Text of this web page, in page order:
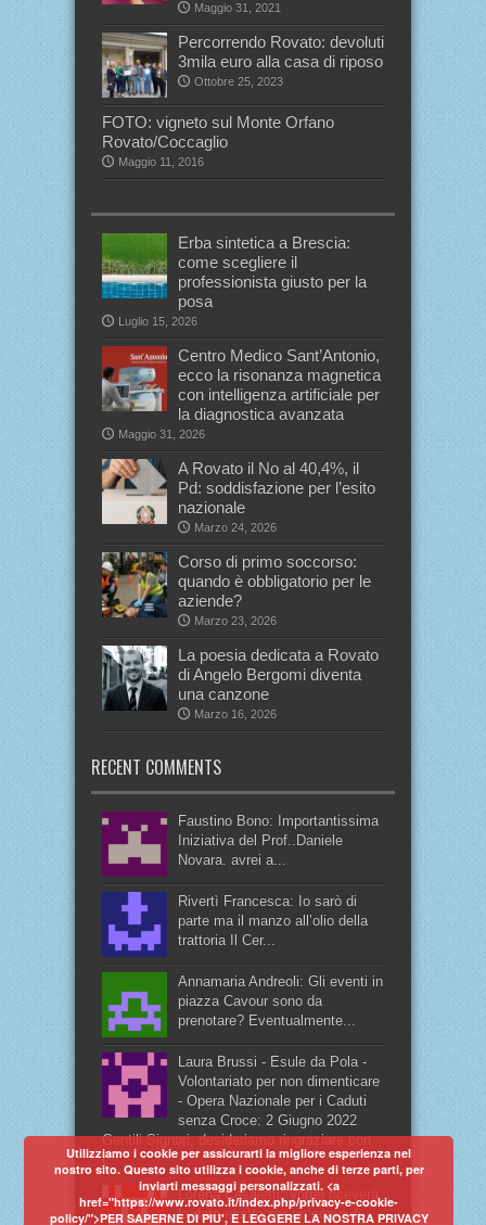
Maggio 31, 2021
Percorrendo Rovato: devoluti
3mila euro alla casa di riposo
Ottobre 25, 2023
FOTO: vigneto sul Monte Orfano
Rovato/Coccaglio
Maggio 11, 2016
Erba sintetica a Brescia:
come scegliere il
professionista giusto per la
posa
Luglio 15, 2026
Centro Medico Sant’Antonio,
ecco la risonanza magnetica
con intelligenza artificiale per
la diagnostica avanzata
Maggio 31, 2026
A Rovato il No al 40,4%, il
Pd: soddisfazione per l’esito
nazionale
Marzo 24, 2026
Corso di primo soccorso:
quando è obbligatorio per le
aziende?
Marzo 23, 2026
La poesia dedicata a Rovato
di Angelo Bergomi diventa
una canzone
Marzo 16, 2026
RECENT COMMENTS
Faustino Bono: Importantissima
Iniziativa del Prof..Daniele
Novara. avrei a...
Rivertì Francesca: Io sarò di
parte ma il manzo all’olio della
trattoria Il Cer...
Annamaria Andreoli: Gli eventi in
piazza Cavour sono da
prenotare? Eventualmente...
Laura Brussi - Esule da Pola -
Volontariato per non dimenticare
- Opera Nazionale per i Caduti
senza Croce: 2 Giugno 2022
Gentili Signori, desideriamo ringraziare con
t...
Lorena Casaletti: Vorrei riceverà
la data esatta per un corso di
Utilizziamo i cookie per assicurarti la migliore esperienza nel
nostro sito. Questo sito utilizza i cookie, anche di terze parti, per
inviarti messaggi personalizzati. <a
href="https://www.rovato.it/index.php/privacy-e-cookie-
policy/">PER SAPERNE DI PIU', E LEGGERE LA NOSTRA PRIVACY